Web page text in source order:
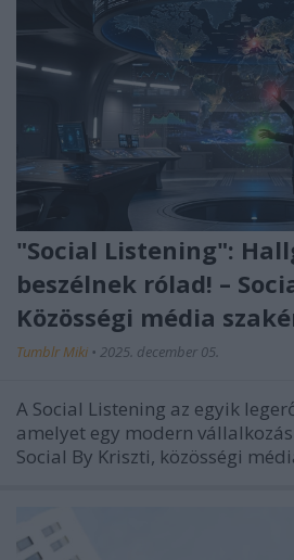
"Social Listening":
beszélnek rólad! –
Közösségi média
Tumblr Miki • 2025. december 05.
A Social Listening az egyik
amelyet egy modern
Social By Kriszti, közösségi